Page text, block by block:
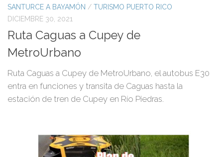
SANTURCE A BAYAMÓN / TURISMO PUERTO RICO
DICIEMBRE 30, 2021
Ruta Caguas a Cupey de
MetroUrbano
Ruta Caguas a Cupey de MetroUrbano, el autobus E30
entra en funciones y transita de Caguas hasta la
estación de tren de Cupey en Río Piedras.